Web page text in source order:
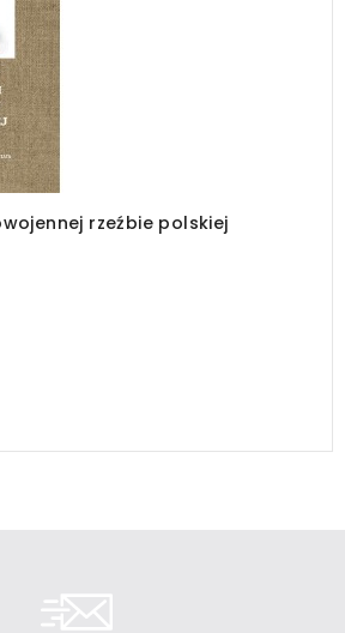
rzeźbie polskiej